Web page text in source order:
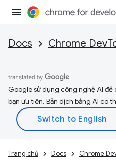
Docs Chrome
Google sử dụng công nghệ AI
bạn ưu tiên. Bản dịch bằng AI có
Trang chủ Docs Chrome